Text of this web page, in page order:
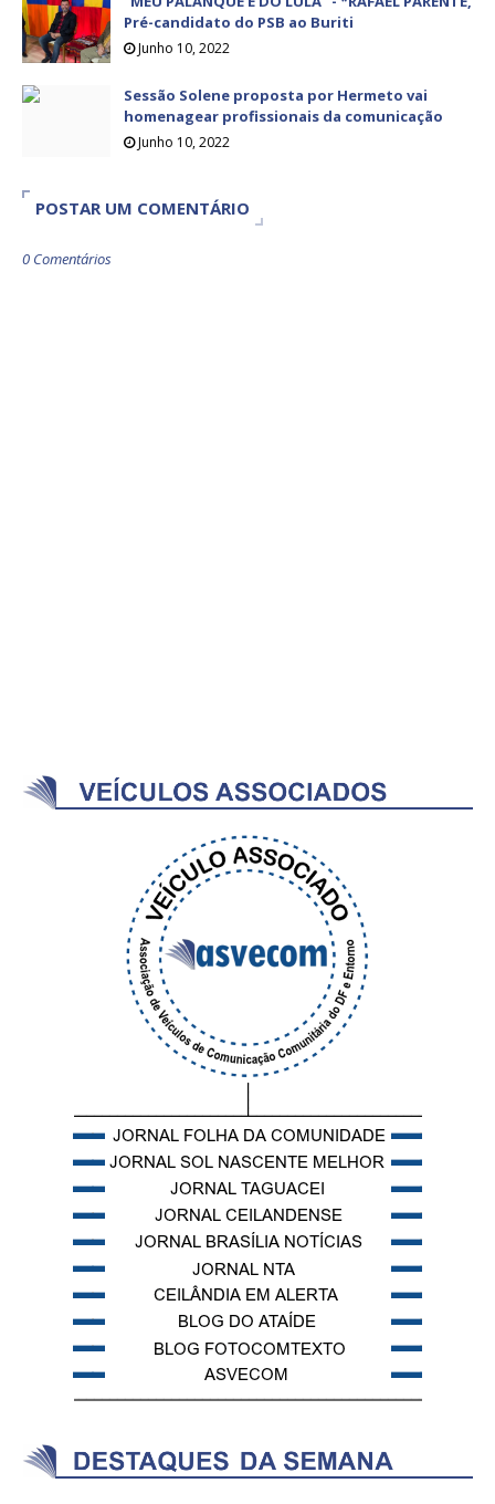
Pré-candidato do PSB ao Buriti
Junho 10, 2022
Sessão Solene proposta por Hermeto vai
homenagear profissionais da comunicação
Junho 10, 2022
POSTAR UM COMENTÁRIO
0 Comentários